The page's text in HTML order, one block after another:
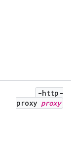
-http-
proxy proxy